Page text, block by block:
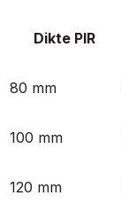
Dikte PIR
80 mm
100 mm
120 mm